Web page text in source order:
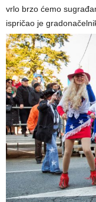
vrlo brzo ćemo
ispričao je